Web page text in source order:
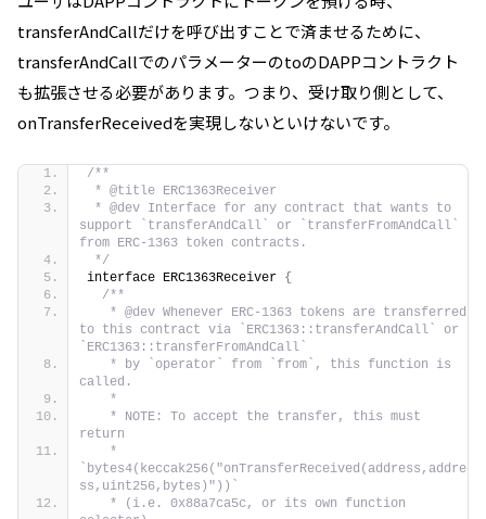
transferAndCallだけを呼び出すことで済ませるために、
transferAndCallでのパラメーターのtoのDAPPコントラクト
も拡張させる必要があります。つまり、受け取り側として、
onTransferReceivedを実現しないといけないです。
/**
* @title ERC1363Receiver
* @dev Interface for any contract that wants to
support `transferAndCall` or `transferFromAndCall`
from ERC-1363 token contracts.
*/
interface ERC1363Receiver {
/**
   * @dev Whenever ERC-1363 tokens are transferred
to this contract via `ERC1363::transferAndCall` or
`ERC1363::transferFromAndCall`
   * by `operator` from `from`, this function is
called.
   *
   * NOTE: To accept the transfer, this must
return
   *
`bytes4(keccak256("onTransferReceived(address,addre
ss,uint256,bytes)"))`
   * (i.e. 0x88a7ca5c, or its own function